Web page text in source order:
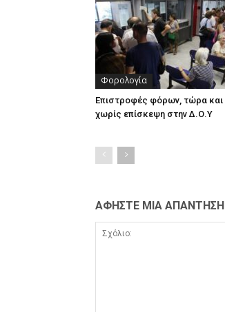
Φορολογία
Επιστροφές φόρων, τώρα και
χωρίς επίσκεψη στην Δ.Ο.Υ
ΑΦΗΣΤΕ ΜΙΑ ΑΠΑΝΤΗΣΗ